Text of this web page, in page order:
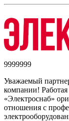
9999999
Уважаемый
компании!
«Электроснаб»
отношения с